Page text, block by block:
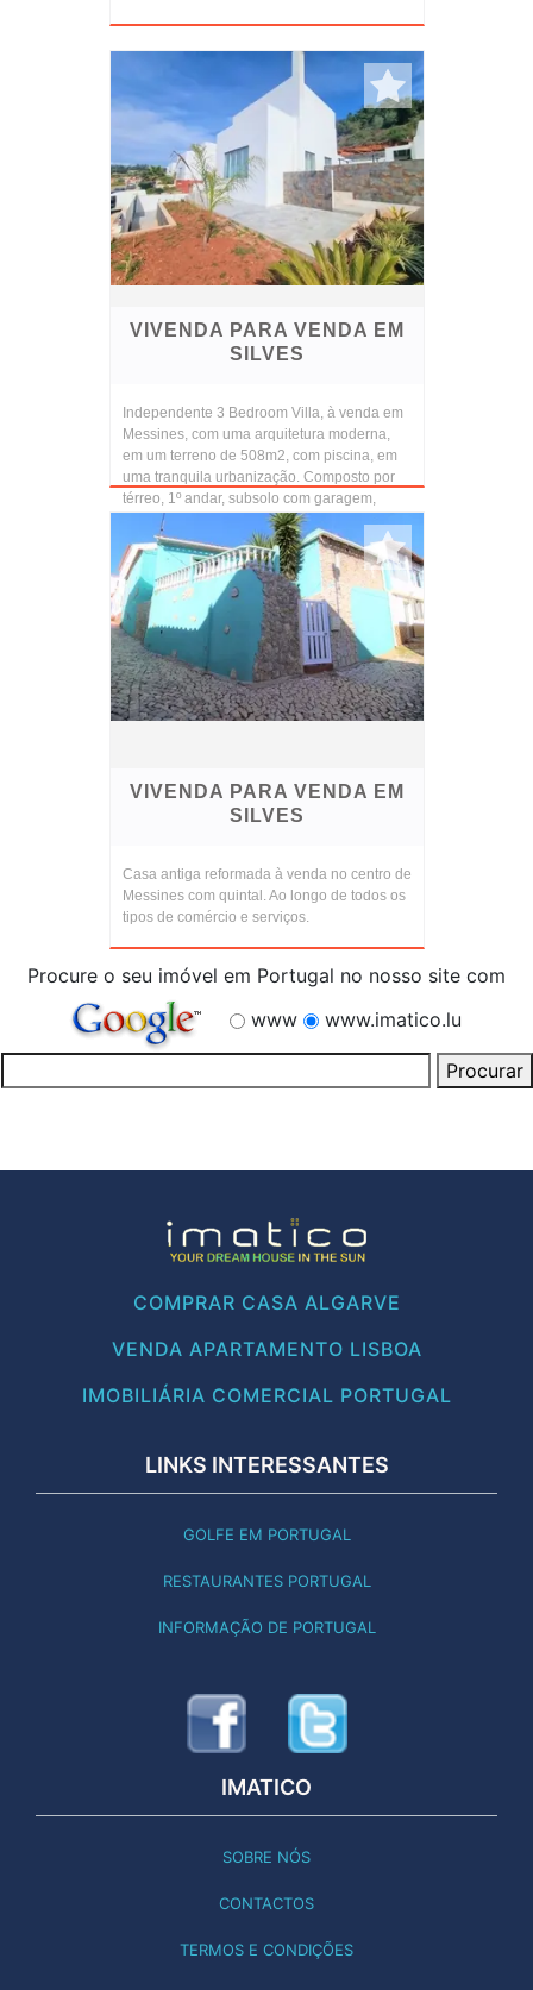
VIVENDA PARA VENDA EM
SILVES
Independente 3 Bedroom Villa, à venda em
Messines, com uma arquitetura moderna,
em um terreno de 508m2, com piscina, em
uma tranquila urbanização. Composto por
térreo, 1º andar, subsolo com garagem,
lavanderia e ter...
VIVENDA PARA VENDA EM
SILVES
Casa antiga reformada à venda no centro de
Messines com quintal. Ao longo de todos os
tipos de comércio e serviços.
Procure o seu imóvel em Portugal no nosso site com
www
www.imatico.lu
COMPRAR CASA ALGARVE
VENDA APARTAMENTO LISBOA
IMOBILIÁRIA COMERCIAL PORTUGAL
LINKS INTERESSANTES
GOLFE EM PORTUGAL
RESTAURANTES PORTUGAL
INFORMAÇÃO DE PORTUGAL
IMATICO
SOBRE NÓS
CONTACTOS
TERMOS E CONDIÇÕES